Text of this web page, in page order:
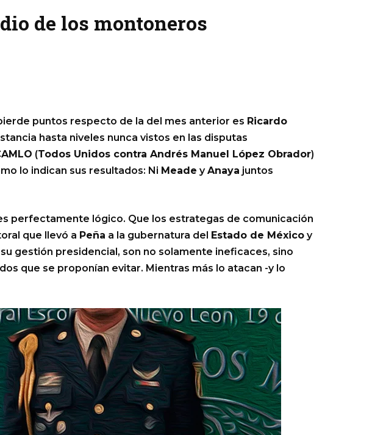
de los montoneros
puntos respecto de la del mes anterior es Ricardo
hasta niveles nunca vistos en las disputas
(Todos Unidos contra Andrés Manuel López Obrador)
lo indican sus resultados: Ni Meade yAnaya juntos
perfectamente lógico. Que los estrategas de comunicación
que llevó a Peña a la gubernatura del Estado de México y
gestión presidencial, son no solamente ineficaces, sino
que se proponían evitar. Mientras más lo atacan -y lo